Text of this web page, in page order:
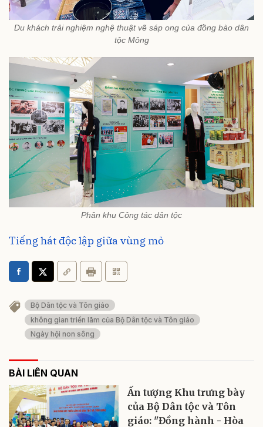
Du khách trải nghiệm nghệ thuật vẽ sáp ong của đồng bào dân
tộc Mông
Phân khu Công tác dân tộc
Tiếng hát độc lập giữa vùng mỏ
Bộ Dân tộc và Tôn giáo
không gian triển lãm của Bộ Dân tộc và Tôn giáo
Ngày hội non sông
BÀI LIÊN QUAN
Ấn tượng Khu trưng bày
của Bộ Dân tộc và Tôn
giáo: "Đồng hành - Hòa